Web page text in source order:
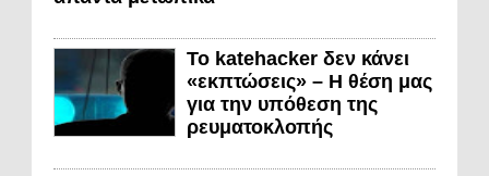
Το katehacker δεν κάνει
«εκπτώσεις» – Η θέση μας
για την υπόθεση της
ρευματοκλοπής